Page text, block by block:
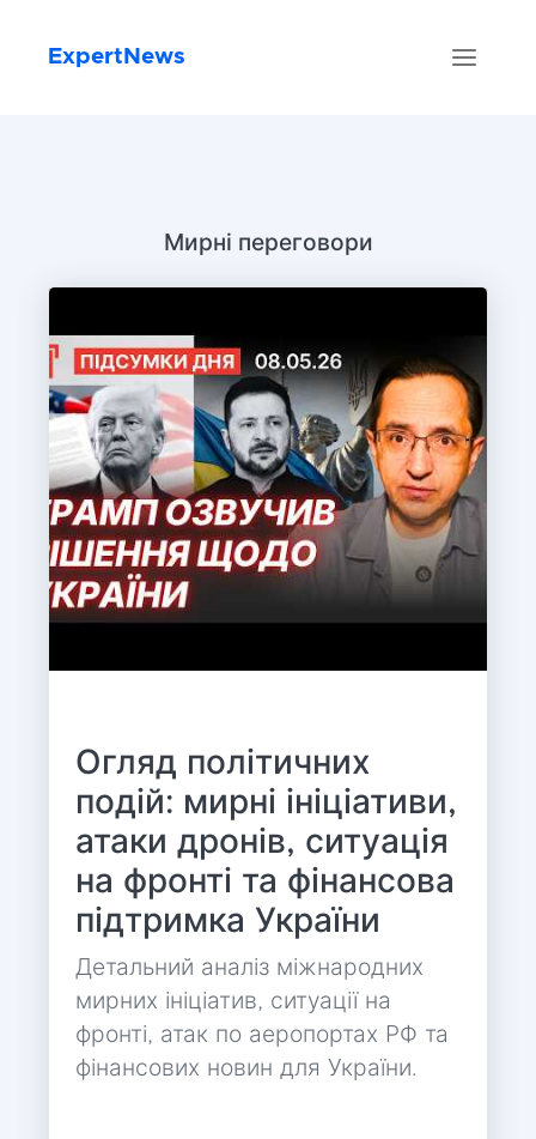
ExpertNews
Мирні переговори
Огляд політичних
подій: мирні ініціативи,
атаки дронів, ситуація
на фронті та фінансова
підтримка України
Детальний аналіз міжнародних
мирних ініціатив, ситуації на
фронті, атак по аеропортах РФ та
фінансових новин для України.